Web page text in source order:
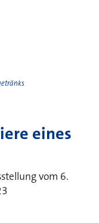
eines
vom 6.